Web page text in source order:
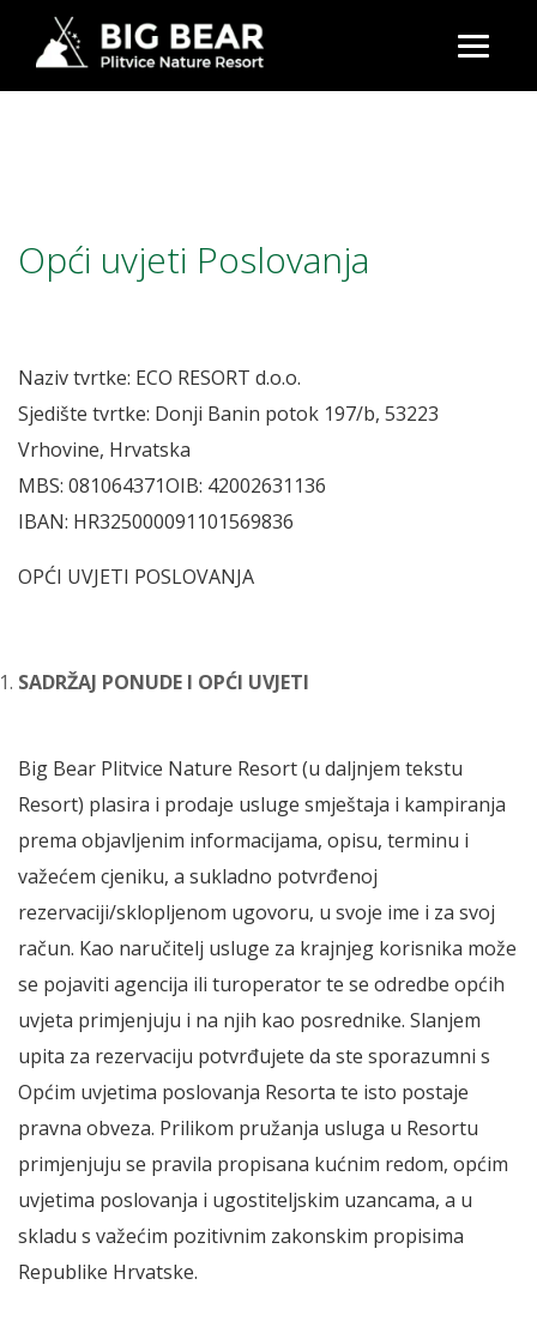
Opći uvjeti Poslovanja
Naziv tvrtke: ECO RESORT d.o.o.
Sjedište tvrtke: Donji Banin potok 197/b, 53223
Vrhovine, Hrvatska
MBS: 081064371OIB: 42002631136
IBAN: HR325000091101569836
OPĆI UVJETI POSLOVANJA
SADRŽAJ PONUDE I OPĆI UVJETI
Big Bear Plitvice Nature Resort (u daljnjem tekstu
Resort) plasira i prodaje usluge smještaja i kampiranja
prema objavljenim informacijama, opisu, terminu i
važećem cjeniku, a sukladno potvrđenoj
rezervaciji/sklopljenom ugovoru, u svoje ime i za svoj
račun. Kao naručitelj usluge za krajnjeg korisnika može
se pojaviti agencija ili turoperator te se odredbe općih
uvjeta primjenjuju i na njih kao posrednike. Slanjem
upita za rezervaciju potvrđujete da ste sporazumni s
Općim uvjetima poslovanja Resorta te isto postaje
pravna obveza. Prilikom pružanja usluga u Resortu
primjenjuju se pravila propisana kućnim redom, općim
uvjetima poslovanja i ugostiteljskim uzancama, a u
skladu s važećim pozitivnim zakonskim propisima
Republike Hrvatske.